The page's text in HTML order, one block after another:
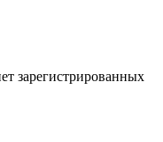
зарегистрированных